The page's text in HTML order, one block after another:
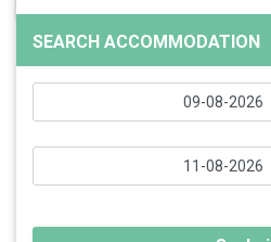
SEARCH ACCOMMODATION